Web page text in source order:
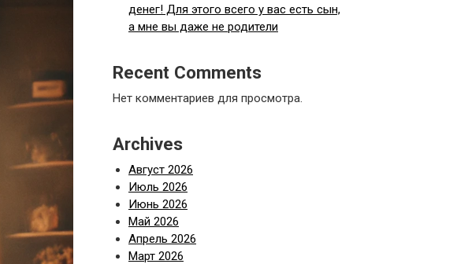
денег! Для этого всего у вас есть сын,
а мне вы даже не родители
Recent Comments
Нет комментариев для просмотра.
Archives
Август 2026
Июль 2026
Июнь 2026
Май 2026
Апрель 2026
Март 2026